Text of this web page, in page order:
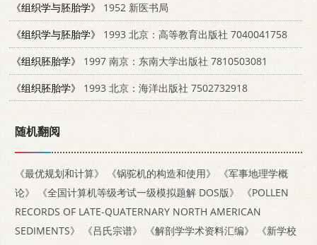
《组织学与胚胎学》
1952 新医书局
《组织学与胚胎学》
1993 北京：高等教育出版社 7040041758
《组织胚胎学》
1997 南京：东南大学出版社 7810503081
《组织胚胎学》
1993 北京：海洋出版社 7502732918
随机翻阅
《最优规划和计算》 《锅驼机的构造和使用》
《军事地理学概
论》
《全国计算机等级考试一级模拟题解 DOS版》
《POLLEN
RECORDS OF LATE-QUATERNARY NORTH AMERICAN
SEDIMENTS》
《吕氏宗谱》 《解剖学学术资料汇编》
《新学校